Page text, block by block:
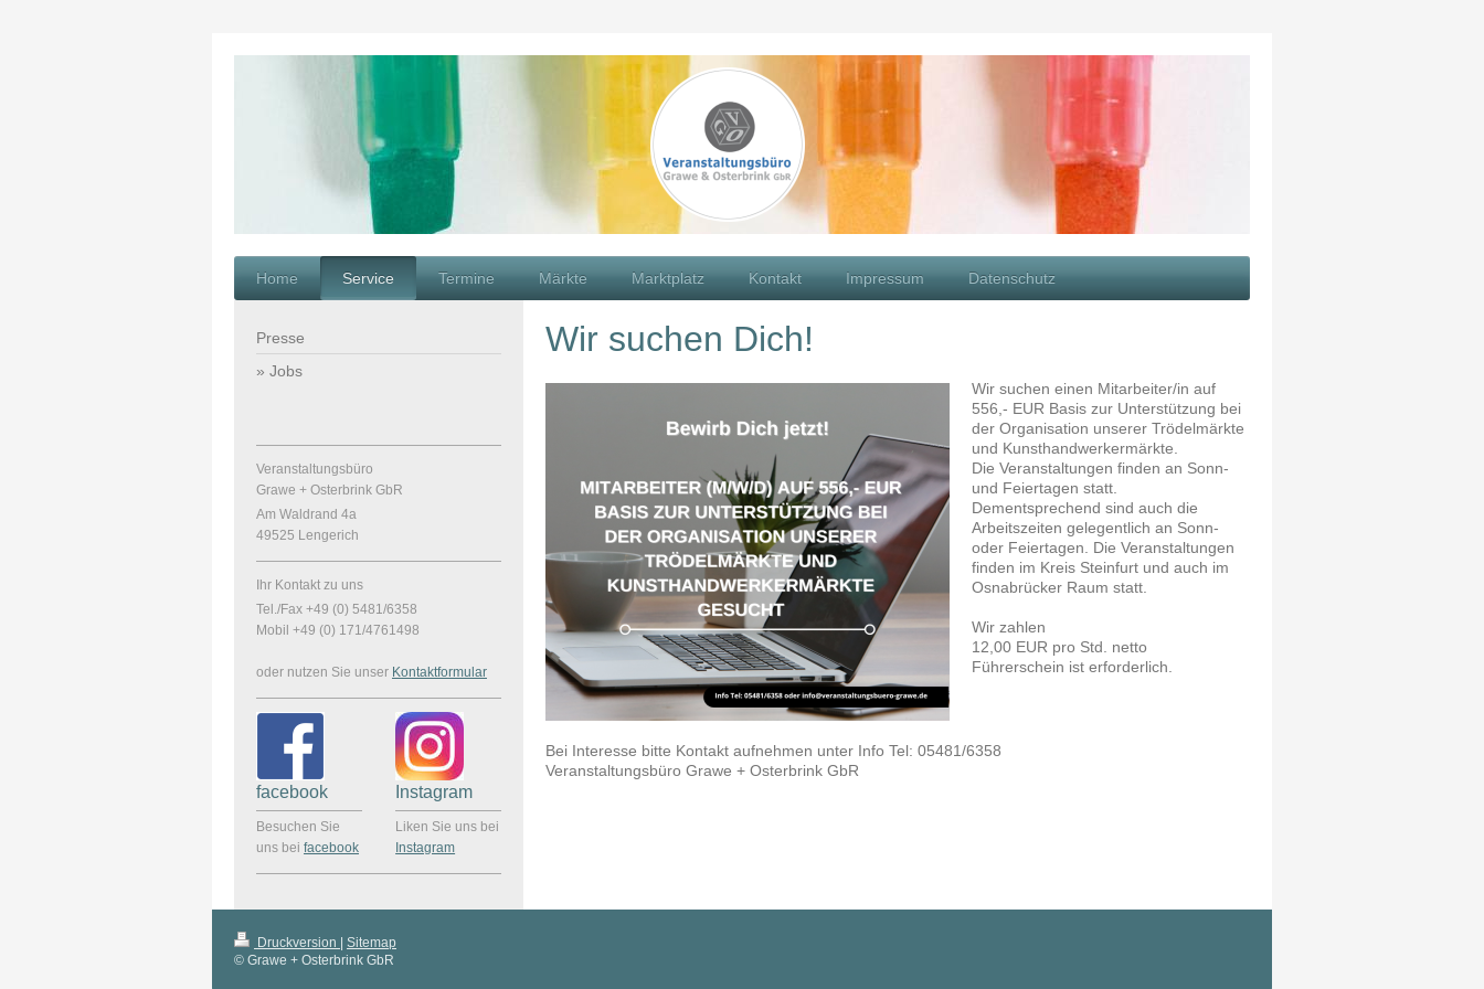
Home Service Termine Märkte Marktplatz Kontakt Impressum Datenschutz
Wir suchen Dich!
Wir suchen einen Mitarbeiter/in auf
556,- EUR Basis zur Unterstützung bei
der Organisation unserer Trödelmärkte
und Kunsthandwerkermärkte.
Die Veranstaltungen finden an Sonn-
und Feiertagen statt.
Dementsprechend sind auch die
Arbeitszeiten gelegentlich an Sonn-
oder Feiertagen. Die Veranstaltungen
finden im Kreis Steinfurt und auch im
Osnabrücker Raum statt.
Wir zahlen
12,00 EUR pro Std. netto
Führerschein ist erforderlich.
Bei Interesse bitte Kontakt aufnehmen unter Info Tel: 05481/6358
Veranstaltungsbüro Grawe + Osterbrink GbR
Presse
Jobs
Veranstaltungsbüro
Grawe + Osterbrink GbR
Am Waldrand 4a
49525 Lengerich
Ihr Kontakt zu uns
Tel./Fax +49 (0) 5481/6358
Mobil +49 (0) 171/4761498
oder nutzen Sie unser Kontaktformular
facebook
Besuchen Sie
uns bei facebook
Instagram
Liken Sie uns bei
Instagram
Druckversion | Sitemap
© Grawe + Osterbrink GbR